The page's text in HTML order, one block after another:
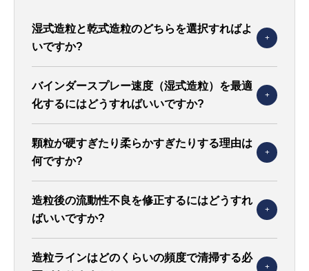
湿式造粒と乾式造粒のどちらを選択すればよ
いですか?
バインダースプレー速度（湿式造粒）を最適
化するにはどうすればいいですか?
顆粒が硬すぎたり柔らかすぎたりする理由は
何ですか?
造粒後の流動性不良を修正するにはどうすれ
ばいいですか?
造粒ラインはどのくらいの頻度で清掃する必